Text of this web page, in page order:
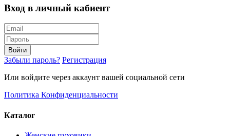
Вход в личный кабиент
Войти
Забыли пароль? Регистрация
Или войдите через аккаунт вашей социальной сети
Политика Конфиденциальности
Каталог